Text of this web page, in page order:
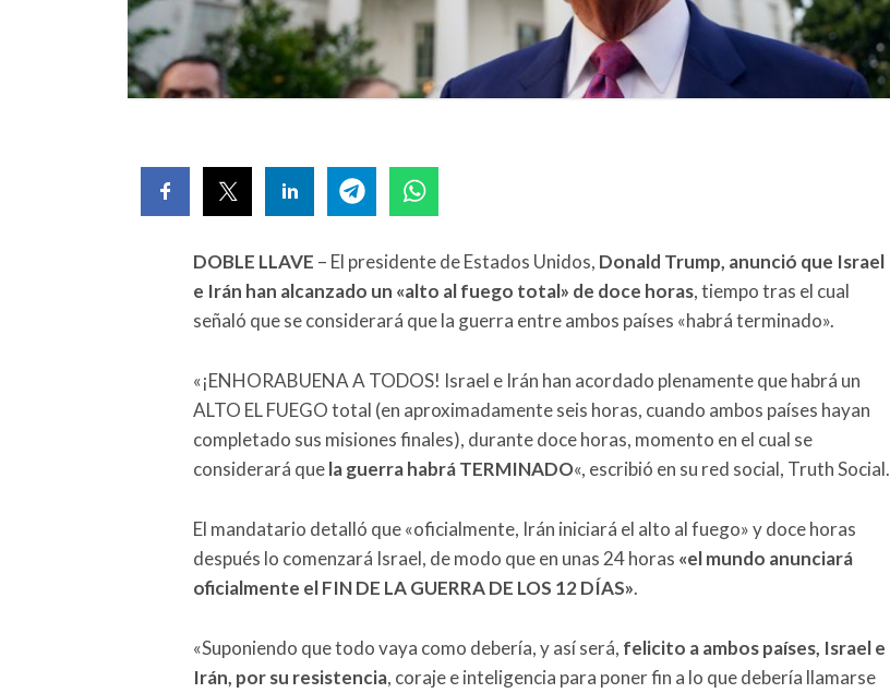
DOBLE LLAVE – El presidente de Estados Unidos, Donald Trump, anunció que Israel
e Irán han alcanzado un «alto al fuego total» de doce horas, tiempo tras el cual
señaló que se considerará que la guerra entre ambos países «habrá terminado».
«¡ENHORABUENA A TODOS! Israel e Irán han acordado plenamente que habrá un
ALTO EL FUEGO total (en aproximadamente seis horas, cuando ambos países hayan
completado sus misiones finales), durante doce horas, momento en el cual se
considerará quela guerra habrá TERMINADO«, escribió en su red social, Truth Social.
El mandatario detalló que «oficialmente, Irán iniciará el alto al fuego» y doce horas
después lo comenzará Israel, de modo que en unas 24 horas «el mundo anunciará
oficialmente el FIN DE LA GUERRA DE LOS 12 DÍAS».
«Suponiendo que todo vaya como debería, y así será, felicito a ambos países, Israel e
Irán, por su resistencia, coraje e inteligencia para poner fin a lo que debería llamarse